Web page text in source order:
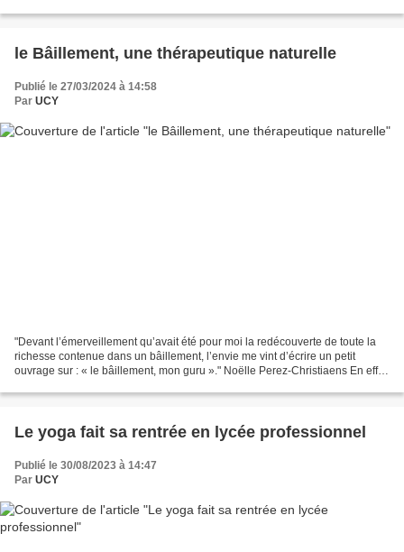
le Bâillement, une thérapeutique naturelle
Publié le 27/03/2024 à 14:58
Par UCY
"Devant l’émerveillement qu’avait été pour moi la redécouverte de toute la
richesse contenue dans un bâillement, l’envie me vint d’écrire un petit
ouvrage sur : « le bâillement, mon guru »." Noëlle Perez-Christiaens En effet
Le yoga fait sa rentrée en lycée professionnel
Publié le 30/08/2023 à 14:47
Par UCY